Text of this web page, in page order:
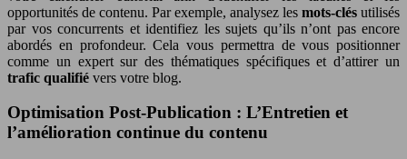
opportunités de contenu. Par exemple, analysez les mots-clés utilisés
par vos concurrents et identifiez les sujets qu’ils n’ont pas encore
abordés en profondeur. Cela vous permettra de vous positionner
comme un expert sur des thématiques spécifiques et d’attirer un
trafic qualifié vers votre blog.
Optimisation Post-Publication : L’Entretien et
l’amélioration continue du contenu